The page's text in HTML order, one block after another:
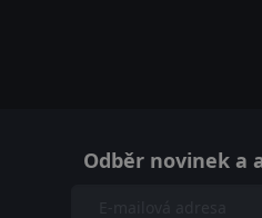
Odběr novinek a